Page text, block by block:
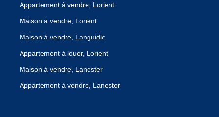
Appartement à vendre, Lorient
Maison à vendre, Lorient
Maison à vendre, Languidic
Appartement à louer, Lorient
Maison à vendre, Lanester
Appartement à vendre, Lanester